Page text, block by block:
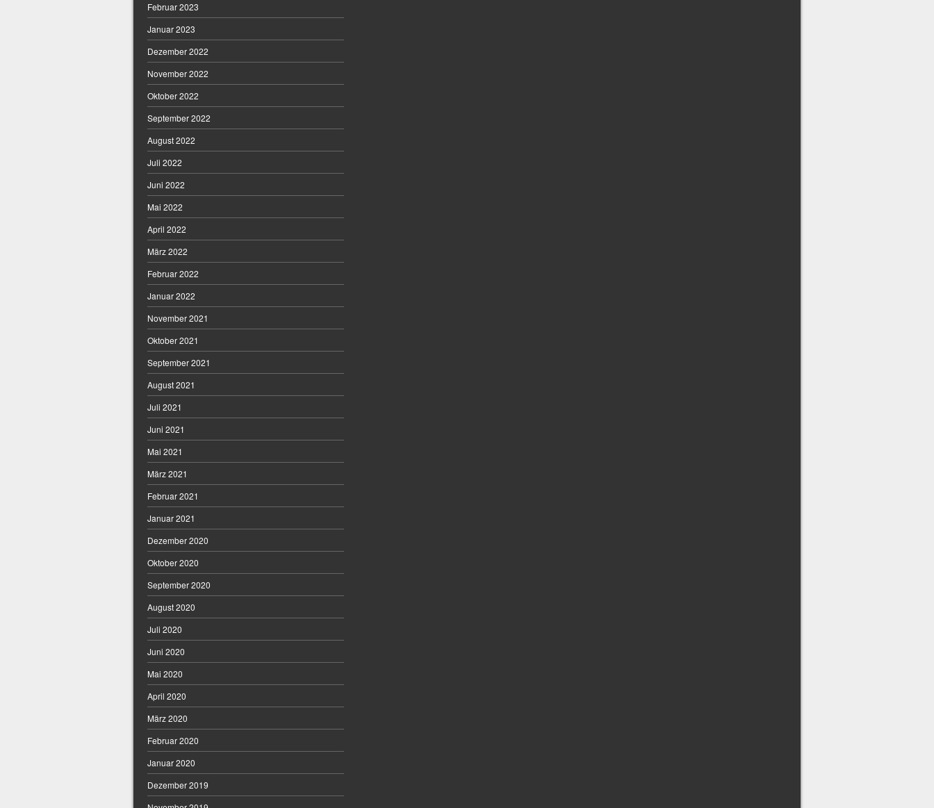
Februar 2023
Januar 2023
Dezember 2022
November 2022
Oktober 2022
September 2022
August 2022
Juli 2022
Juni 2022
Mai 2022
April 2022
März 2022
Februar 2022
Januar 2022
November 2021
Oktober 2021
September 2021
August 2021
Juli 2021
Juni 2021
Mai 2021
März 2021
Februar 2021
Januar 2021
Dezember 2020
Oktober 2020
September 2020
August 2020
Juli 2020
Juni 2020
Mai 2020
April 2020
März 2020
Februar 2020
Januar 2020
Dezember 2019